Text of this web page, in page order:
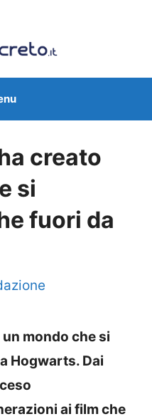
creato
si
fuori da
mondo che si
Hogwarts. Dai
ai film che